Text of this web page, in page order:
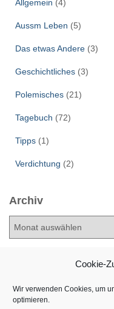
Cookie-
Wir verwenden Cookies, um
optimieren.
Allgemein (4)
Aussm Leben (5)
Das etwas Andere (3)
Geschichtliches (3)
Polemisches (21)
Tagebuch (72)
Tipps (1)
Verdichtung (2)
Archiv
A
v